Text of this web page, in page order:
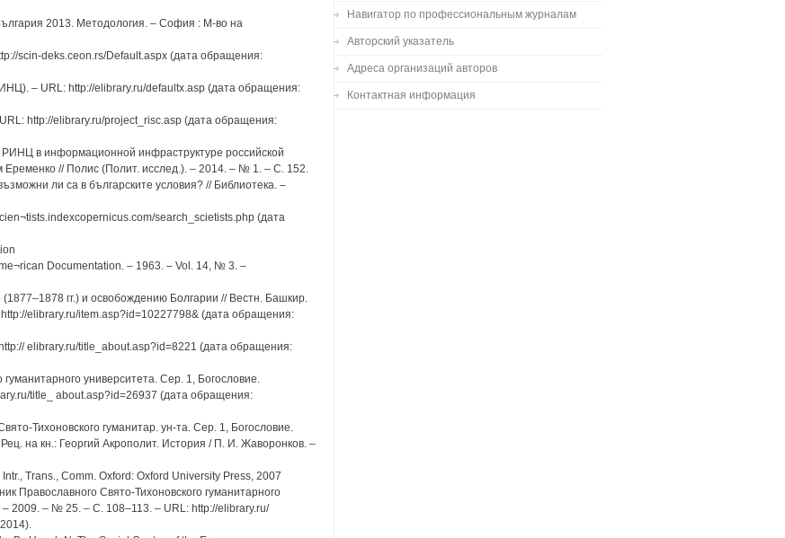
2013. Методология. – София : М-во на
scin-deks.ceon.rs/Default.aspx (дата обращения:
– URL: http://elibrary.ru/defaultx.asp (дата обращения:
http://elibrary.ru/project_risc.asp (дата обращения:
в информационной инфраструктуре российской
Еременко // Полис (Полит. исслед.). – 2014. – № 1. – С. 152.
ли са в българските условия? // Библиотека. –
search_scietists.php (дата
Documentation. – 1963. – Vol. 14, № 3. –
гг.) и освобождению Болгарии // Вестн. Башкир.
elibrary.ru/item.asp?id=10227798& (дата обращения:
elibrary.ru/title_about.asp?id=8221 (дата обращения:
университета. Сер. 1, Богословие.
title_ about.asp?id=26937 (дата обращения:
Тихоновского гуманитар. ун-та. Сер. 1, Богословие.
на кн.: Георгий Акрополит. История / П. И. Жаворонков. –
Trans., Comm. Oxford: Oxford University Press, 2007
Православного Свято-Тихоновского гуманитарного
2009. – № 25. – С. 108–113. – URL: http://elibrary.ru/
Навигатор по профессиональным журналам
Авторский указатель
Адреса организаций авторов
Контактная информация